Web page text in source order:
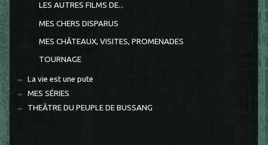
LES AUTRES FILMS DE...
MES CHERS DISPARUS
MES CHÂTEAUX, VISITES, PROMENADES
TOURNAGE
La vie est une pute
MES SÉRIES
THEÂTRE DU PEUPLE DE BUSSANG